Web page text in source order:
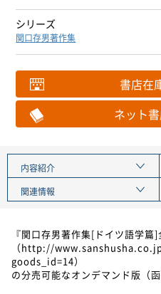
シリーズ
関口存男著作集
書店在
ネット
内容紹介
関連情報
『関口存男著作集[ドイツ語学篇]
（http://
goods_id=14）
の分売可能なオンデマンド版（函